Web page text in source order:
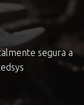
segura a